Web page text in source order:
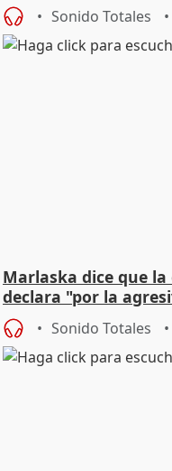
Sonido Totales
Marlaska dice que
declara "por la
Sonido Totales